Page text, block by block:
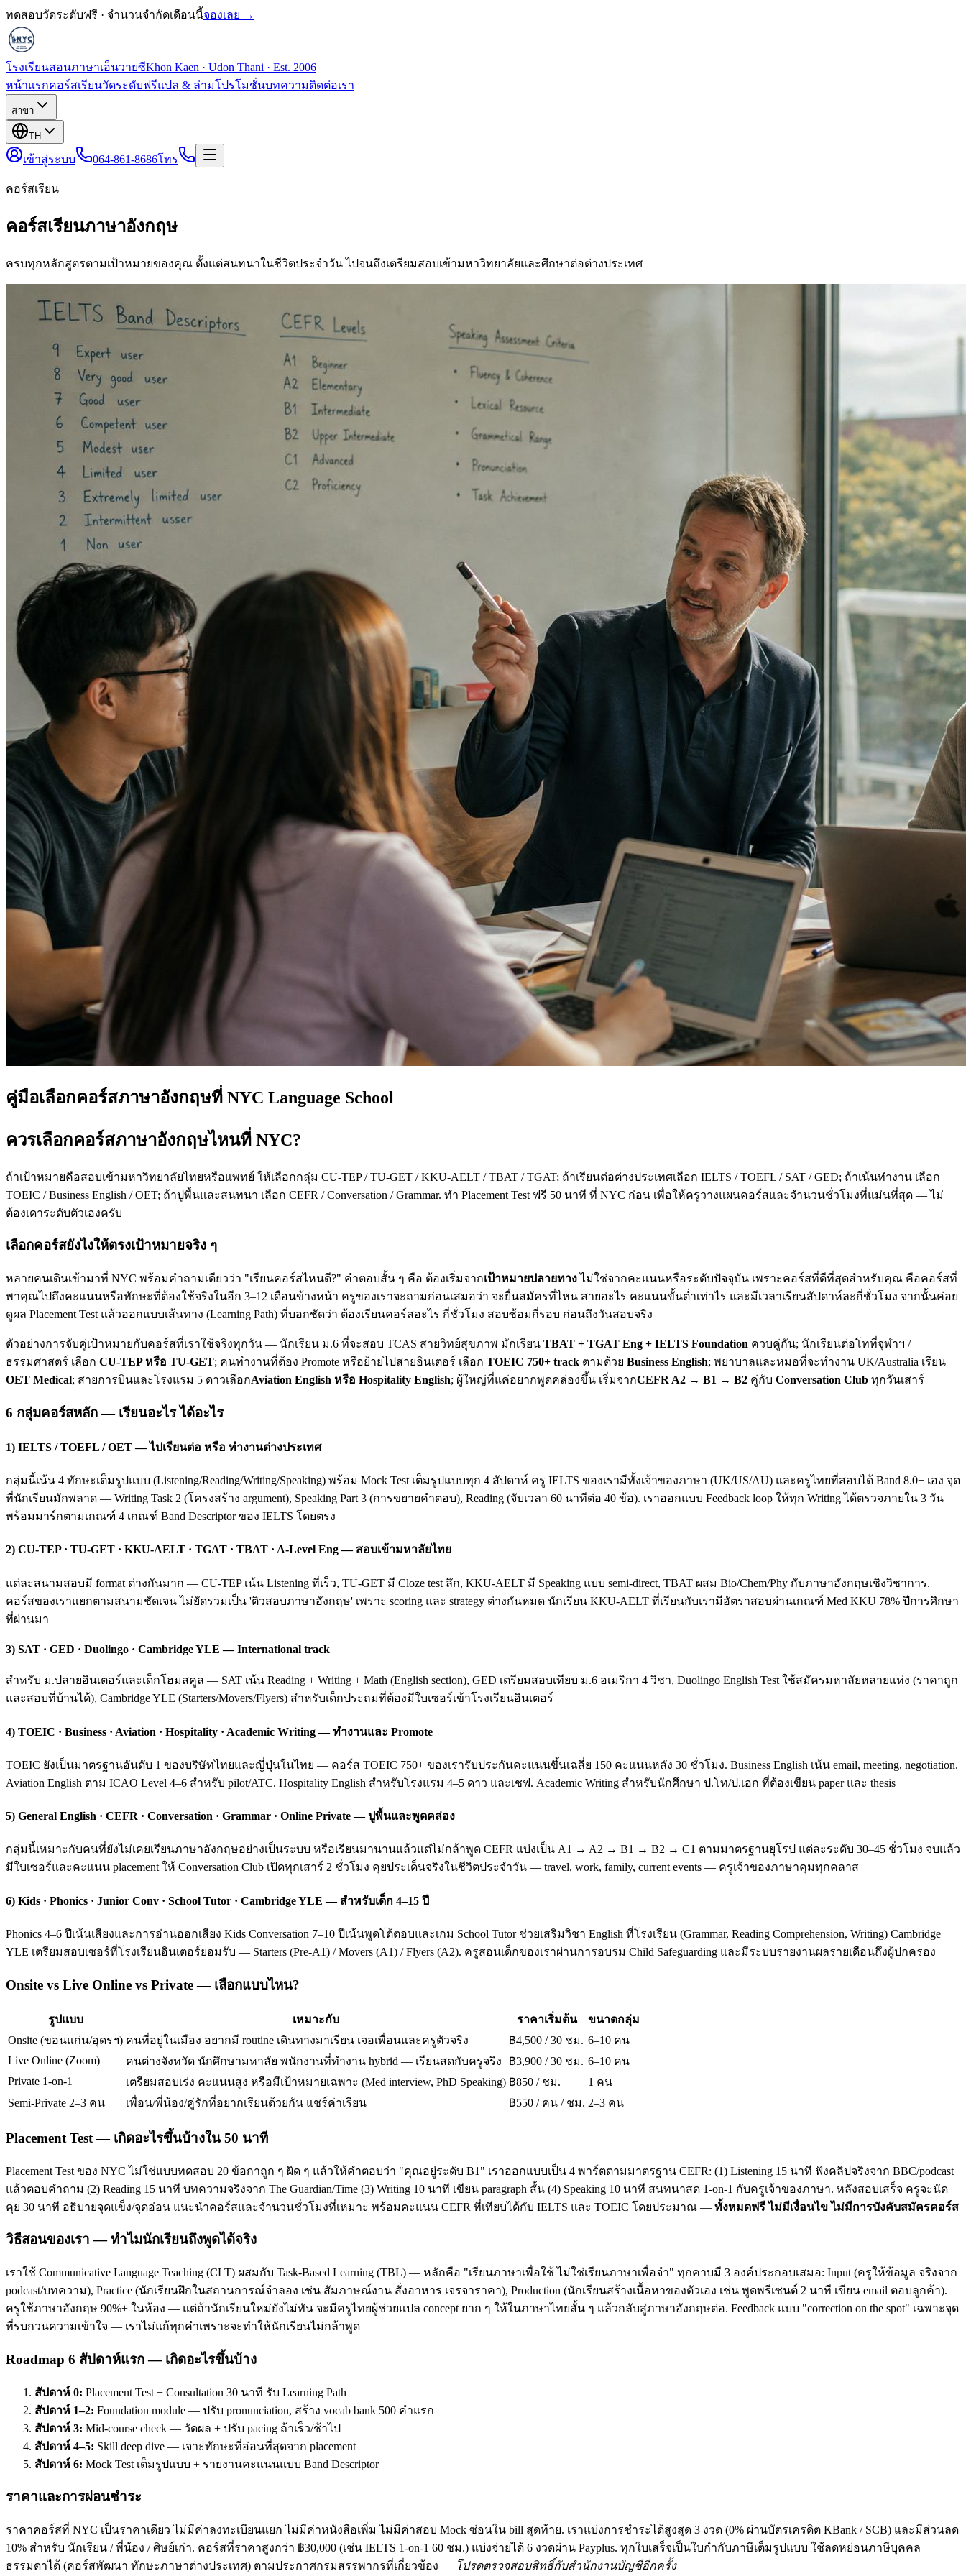
ทดสอบวัดระดับฟรี · จำนวนจำกัดเดือนนี้จองเลย →
โรงเรียนสอนภาษาเอ็นวายซีKhon Kaen · Udon Thani · Est. 2006
หน้าแรกคอร์สเรียนวัดระดับฟรีแปล & ล่ามโปรโมชั่นบทความติดต่อเรา
สาขา
TH
เข้าสู่ระบบ 064-861-8686โทร
คอร์สเรียน
คอร์สเรียนภาษาอังกฤษ
ครบทุกหลักสูตรตามเป้าหมายของคุณ ตั้งแต่สนทนาในชีวิตประจำวัน ไปจนถึงเตรียมสอบเข้ามหาวิทยาลัยและศึกษาต่อต่างประเทศ
คู่มือเลือกคอร์สภาษาอังกฤษที่ NYC Language School
ควรเลือกคอร์สภาษาอังกฤษไหนที่ NYC?
ถ้าเป้าหมายคือสอบเข้ามหาวิทยาลัยไทยหรือแพทย์ ให้เลือกกลุ่ม CU-TEP / TU-GET / KKU-AELT / TBAT / TGAT; ถ้าเรียนต่อต่างประเทศเลือก IELTS / TOEFL / SAT / GED; ถ้าเน้นทำงาน เลือก
TOEIC / Business English / OET; ถ้าปูพื้นและสนทนา เลือก CEFR / Conversation / Grammar. ทำ Placement Test ฟรี 50 นาที ที่ NYC ก่อน เพื่อให้ครูวางแผนคอร์สและจำนวนชั่วโมงที่แม่นที่สุด — ไม่
ต้องเดาระดับตัวเองครับ
เลือกคอร์สยังไงให้ตรงเป้าหมายจริง ๆ
หลายคนเดินเข้ามาที่ NYC พร้อมคำถามเดียวว่า "เรียนคอร์สไหนดี?" คำตอบสั้น ๆ คือ ต้องเริ่มจากเป้าหมายปลายทางไม่ใช่จากคะแนนหรือระดับปัจจุบัน เพราะคอร์สที่ดีที่สุดสำหรับคุณ คือคอร์สที่
พาคุณไปถึงคะแนนหรือทักษะที่ต้องใช้จริงในอีก 3–12 เดือนข้างหน้า ครูของเราจะถามก่อนเสมอว่า จะยื่นสมัครที่ไหน สายอะไร คะแนนขั้นต่ำเท่าไร และมีเวลาเรียนสัปดาห์ละกี่ชั่วโมง จากนั้นค่อย
ดูผล Placement Test แล้วออกแบบเส้นทาง (Learning Path) ที่บอกชัดว่า ต้องเรียนคอร์สอะไร กี่ชั่วโมง สอบซ้อมกี่รอบ ก่อนถึงวันสอบจริง
ตัวอย่างการจับคู่เป้าหมายกับคอร์สที่เราใช้จริงทุกวัน — นักเรียน ม.6 ที่จะสอบ TCAS สายวิทย์สุขภาพ มักเรียน TBAT + TGAT Eng + IELTS Foundation ควบคู่กัน; นักเรียนต่อโทที่จุฬาฯ /
ธรรมศาสตร์ เลือก CU-TEP หรือ TU-GET; คนทำงานที่ต้อง Promote หรือย้ายไปสายอินเตอร์ เลือก TOEIC 750+ track ตามด้วย Business English; พยาบาลและหมอที่จะทำงาน UK/Australia เรียน
OET Medical; สายการบินและโรงแรม 5 ดาวเลือกAviation English หรือ Hospitality English; ผู้ใหญ่ที่แค่อยากพูดคล่องขึ้น เริ่มจากCEFR A2 → B1 → B2 คู่กับ Conversation Club ทุกวันเสาร์
6 กลุ่มคอร์สหลัก — เรียนอะไร ได้อะไร
1) IELTS / TOEFL / OET — ไปเรียนต่อ หรือ ทำงานต่างประเทศ
กลุ่มนี้เน้น 4 ทักษะเต็มรูปแบบ (Listening/Reading/Writing/Speaking) พร้อม Mock Test เต็มรูปแบบทุก 4 สัปดาห์ ครู IELTS ของเรามีทั้งเจ้าของภาษา (UK/US/AU) และครูไทยที่สอบได้ Band 8.0+ เอง จุด
ที่นักเรียนมักพลาด — Writing Task 2 (โครงสร้าง argument), Speaking Part 3 (การขยายคำตอบ), Reading (จับเวลา 60 นาทีต่อ 40 ข้อ). เราออกแบบ Feedback loop ให้ทุก Writing ได้ตรวจภายใน 3 วัน
พร้อมมาร์กตามเกณฑ์ 4 เกณฑ์ Band Descriptor ของ IELTS โดยตรง
2) CU-TEP · TU-GET · KKU-AELT · TGAT · TBAT · A-Level Eng — สอบเข้ามหาลัยไทย
แต่ละสนามสอบมี format ต่างกันมาก — CU-TEP เน้น Listening ที่เร็ว, TU-GET มี Cloze test ลึก, KKU-AELT มี Speaking แบบ semi-direct, TBAT ผสม Bio/Chem/Phy กับภาษาอังกฤษเชิงวิชาการ.
คอร์สของเราแยกตามสนามชัดเจน ไม่ยัดรวมเป็น 'ติวสอบภาษาอังกฤษ' เพราะ scoring และ strategy ต่างกันหมด นักเรียน KKU-AELT ที่เรียนกับเรามีอัตราสอบผ่านเกณฑ์ Med KKU 78% ปีการศึกษา
ที่ผ่านมา
3) SAT · GED · Duolingo · Cambridge YLE — International track
สำหรับ ม.ปลายอินเตอร์และเด็กโฮมสคูล — SAT เน้น Reading + Writing + Math (English section), GED เตรียมสอบเทียบ ม.6 อเมริกา 4 วิชา, Duolingo English Test ใช้สมัครมหาลัยหลายแห่ง (ราคาถูก
และสอบที่บ้านได้), Cambridge YLE (Starters/Movers/Flyers) สำหรับเด็กประถมที่ต้องมีใบเซอร์เข้าโรงเรียนอินเตอร์
4) TOEIC · Business · Aviation · Hospitality · Academic Writing — ทำงานและ Promote
TOEIC ยังเป็นมาตรฐานอันดับ 1 ของบริษัทไทยและญี่ปุ่นในไทย — คอร์ส TOEIC 750+ ของเรารับประกันคะแนนขึ้นเฉลี่ย 150 คะแนนหลัง 30 ชั่วโมง. Business English เน้น email, meeting, negotiation.
Aviation English ตาม ICAO Level 4–6 สำหรับ pilot/ATC. Hospitality English สำหรับโรงแรม 4–5 ดาว และเชฟ. Academic Writing สำหรับนักศึกษา ป.โท/ป.เอก ที่ต้องเขียน paper และ thesis
5) General English · CEFR · Conversation · Grammar · Online Private — ปูพื้นและพูดคล่อง
กลุ่มนี้เหมาะกับคนที่ยังไม่เคยเรียนภาษาอังกฤษอย่างเป็นระบบ หรือเรียนมานานแล้วแต่ไม่กล้าพูด CEFR แบ่งเป็น A1 → A2 → B1 → B2 → C1 ตามมาตรฐานยุโรป แต่ละระดับ 30–45 ชั่วโมง จบแล้ว
มีใบเซอร์และคะแนน placement ให้ Conversation Club เปิดทุกเสาร์ 2 ชั่วโมง คุยประเด็นจริงในชีวิตประจำวัน — travel, work, family, current events — ครูเจ้าของภาษาคุมทุกคลาส
6) Kids · Phonics · Junior Conv · School Tutor · Cambridge YLE — สำหรับเด็ก 4–15 ปี
Phonics 4–6 ปีเน้นเสียงและการอ่านออกเสียง Kids Conversation 7–10 ปีเน้นพูดโต้ตอบและเกม School Tutor ช่วยเสริมวิชา English ที่โรงเรียน (Grammar, Reading Comprehension, Writing) Cambridge
YLE เตรียมสอบเซอร์ที่โรงเรียนอินเตอร์ยอมรับ — Starters (Pre-A1) / Movers (A1) / Flyers (A2). ครูสอนเด็กของเราผ่านการอบรม Child Safeguarding และมีระบบรายงานผลรายเดือนถึงผู้ปกครอง
Onsite vs Live Online vs Private — เลือกแบบไหน?
รูปแบบ เหมาะกับ ราคาเริ่มต้น
ขนาดกลุ่ม
Onsite (ขอนแก่น/อุดรฯ) คนที่อยู่ในเมือง อยากมี routine เดินทางมาเรียน เจอเพื่อนและครูตัวจริง ฿4,500 / 30 ชม. 6–10 คน
Live Online (Zoom)
คนต่างจังหวัด นักศึกษามหาลัย พนักงานที่ทำงาน hybrid — เรียนสดกับครูจริง ฿3,900 / 30 ชม. 6–10 คน
Private 1-on-1
เตรียมสอบเร่ง คะแนนสูง หรือมีเป้าหมายเฉพาะ (Med interview, PhD Speaking) ฿850 / ชม.
1 คน
Semi-Private 2–3 คน
เพื่อน/พี่น้อง/คู่รักที่อยากเรียนด้วยกัน แชร์ค่าเรียน ฿550 / คน / ชม. 2–3 คน
Placement Test — เกิดอะไรขึ้นบ้างใน 50 นาที
Placement Test ของ NYC ไม่ใช่แบบทดสอบ 20 ข้อกาถูก ๆ ผิด ๆ แล้วให้คำตอบว่า "คุณอยู่ระดับ B1" เราออกแบบเป็น 4 พาร์ตตามมาตรฐาน CEFR: (1) Listening 15 นาที ฟังคลิปจริงจาก BBC/podcast
แล้วตอบคำถาม (2) Reading 15 นาที บทความจริงจาก The Guardian/Time (3) Writing 10 นาที เขียน paragraph สั้น (4) Speaking 10 นาที สนทนาสด 1-on-1 กับครูเจ้าของภาษา. หลังสอบเสร็จ ครูจะนัด
คุย 30 นาที อธิบายจุดแข็ง/จุดอ่อน แนะนำคอร์สและจำนวนชั่วโมงที่เหมาะ พร้อมคะแนน CEFR ที่เทียบได้กับ IELTS และ TOEIC โดยประมาณ — ทั้งหมดฟรี ไม่มีเงื่อนไข ไม่มีการบังคับสมัครคอร์ส
วิธีสอนของเรา — ทำไมนักเรียนถึงพูดได้จริง
เราใช้ Communicative Language Teaching (CLT) ผสมกับ Task-Based Learning (TBL) — หลักคือ "เรียนภาษาเพื่อใช้ ไม่ใช่เรียนภาษาเพื่อจำ" ทุกคาบมี 3 องค์ประกอบเสมอ: Input (ครูให้ข้อมูล จริงจาก
podcast/บทความ), Practice (นักเรียนฝึกในสถานการณ์จำลอง เช่น สัมภาษณ์งาน สั่งอาหาร เจรจาราคา), Production (นักเรียนสร้างเนื้อหาของตัวเอง เช่น พูดพรีเซนต์ 2 นาที เขียน email ตอบลูกค้า).
ครูใช้ภาษาอังกฤษ 90%+ ในห้อง — แต่ถ้านักเรียนใหม่ยังไม่ทัน จะมีครูไทยผู้ช่วยแปล concept ยาก ๆ ให้ในภาษาไทยสั้น ๆ แล้วกลับสู่ภาษาอังกฤษต่อ. Feedback แบบ "correction on the spot" เฉพาะจุด
ที่รบกวนความเข้าใจ — เราไม่แก้ทุกคำเพราะจะทำให้นักเรียนไม่กล้าพูด
Roadmap 6 สัปดาห์แรก — เกิดอะไรขึ้นบ้าง
สัปดาห์ 0: Placement Test + Consultation 30 นาที รับ Learning Path
สัปดาห์ 1–2: Foundation module — ปรับ pronunciation, สร้าง vocab bank 500 คำแรก
สัปดาห์ 3: Mid-course check — วัดผล + ปรับ pacing ถ้าเร็ว/ช้าไป
สัปดาห์ 4–5: Skill deep dive — เจาะทักษะที่อ่อนที่สุดจาก placement
สัปดาห์ 6: Mock Test เต็มรูปแบบ + รายงานคะแนนแบบ Band Descriptor
ราคาและการผ่อนชำระ
ราคาคอร์สที่ NYC เป็นราคาเดียว ไม่มีค่าลงทะเบียนแยก ไม่มีค่าหนังสือเพิ่ม ไม่มีค่าสอบ Mock ซ่อนใน bill สุดท้าย. เราแบ่งการชำระได้สูงสุด 3 งวด (0% ผ่านบัตรเครดิต KBank / SCB) และมีส่วนลด
10% สำหรับ นักเรียน / พี่น้อง / ศิษย์เก่า. คอร์สที่ราคาสูงกว่า ฿30,000 (เช่น IELTS 1-on-1 60 ชม.) แบ่งจ่ายได้ 6 งวดผ่าน Payplus. ทุกใบเสร็จเป็นใบกำกับภาษีเต็มรูปแบบ ใช้ลดหย่อนภาษีบุคคล
ธรรมดาได้ (คอร์สพัฒนา ทักษะภาษาต่างประเทศ) ตามประกาศกรมสรรพากรที่เกี่ยวข้อง — โปรดตรวจสอบสิทธิ์กับสำนักงานบัญชีอีกครั้ง